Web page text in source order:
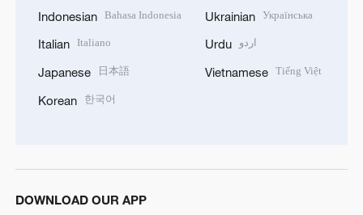
Indonesian Bahasa Indonesia
Italian Italiano
Japanese 日本語
Korean 한국어
Ukrainian Українська
Urdu اردو
Vietnamese Tiếng Việt
DOWNLOAD OUR APP